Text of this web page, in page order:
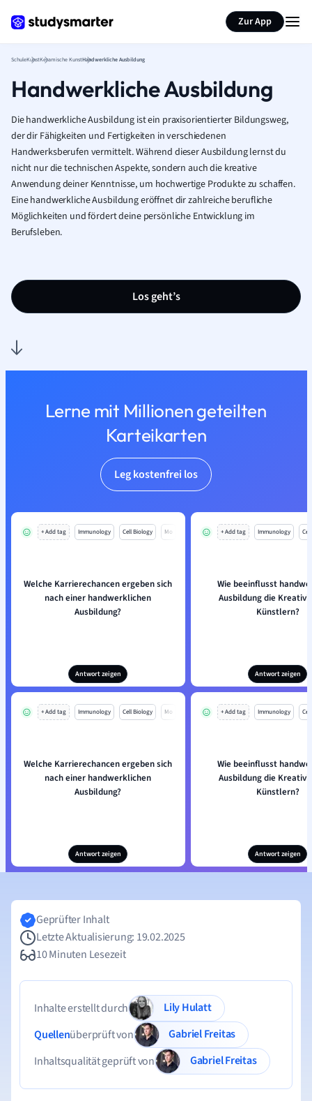
Zur App
SchuleKunstKeramische KunstHandwerkliche Ausbildung
Handwerkliche Ausbildung
Die handwerkliche Ausbildung ist ein praxisorientierter Bildungsweg,
der dir Fähigkeiten und Fertigkeiten in verschiedenen
Handwerksberufen vermittelt. Während dieser Ausbildung lernst du
nicht nur die technischen Aspekte, sondern auch die kreative
Anwendung deiner Kenntnisse, um hochwertige Produkte zu schaffen.
Eine handwerkliche Ausbildung eröffnet dir zahlreiche berufliche
Möglichkeiten und fördert deine persönliche Entwicklung im
Berufsleben.
Los geht’s
Lerne mit Millionen geteilten
Karteikarten
Leg kostenfrei los
+ Add tag Immunology Cell Biology Mo
Welche Karrierechancen ergeben sich
nach einer handwerklichen
Ausbildung?
Antwort zeigen
+ Add tag Immunology
Wie beeinflusst
Ausbildung die
Künstlern?
Antwort zeigen
+ Add tag Immunology Cell Biology Mo
Welche Karrierechancen ergeben sich
nach einer handwerklichen
Ausbildung?
Antwort zeigen
+ Add tag Immunology
Wie beeinflusst
Ausbildung die
Künstlern?
Antwort zeigen
Seite zusammenfassen
Geprüfter Inhalt
Letzte Aktualisierung: 19.02.2025
10 Minuten Lesezeit
Inhalte erstellt durch
Lily Hulatt
Quellenüberprüft von
Gabriel Freitas
Inhaltsqualität geprüft von
Gabriel Freitas